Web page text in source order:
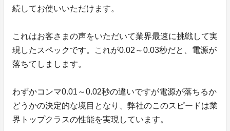
続してお使いいただけます。
これはお客さまの声をいただいて業界最速に挑戦して実
現したスペックです。これが0.02～0.03秒だと、電源が
落ちてしまします。
わずかコンマ0.01～0.02秒の違いですが電源が落ちるか
どうかの決定的な境目となり、弊社のこのスピードは業
界トップクラスの性能を実現しています。